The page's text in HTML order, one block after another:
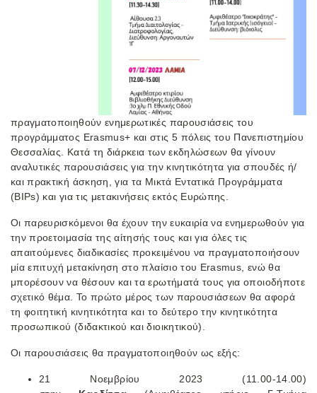
πραγματοποιηθούν ενημερωτικές παρουσιάσεις του
προγράμματος Erasmus+ και στις 5 πόλεις του Πανεπιστημίου
Θεσσαλίας. Κατά τη διάρκεια των εκδηλώσεων θα γίνουν
αναλυτικές παρουσιάσεις για την κινητικότητα για σπουδές ή/
και πρακτική άσκηση, για τα Μικτά Εντατικά Προγράμματα
(BIPs) και για τις μετακινήσεις εκτός Ευρώπης.
Οι παρευρισκόμενοι θα έχουν την ευκαιρία να ενημερωθούν για
την προετοιμασία της αίτησής τους και για όλες τις
απαιτούμενες διαδικασίες προκειμένου να πραγματοποιήσουν
μία επιτυχή μετακίνηση στο πλαίσιο του Erasmus, ενώ θα
μπορέσουν να θέσουν και τα ερωτήματά τους για οποιοδήποτε
σχετικό θέμα. Το πρώτο μέρος των παρουσιάσεων θα αφορά
τη φοιτητική κινητικότητα και το δεύτερο την κινητικότητα
προσωπικού (διδακτικού και διοικητικού).
Οι παρουσιάσεις θα πραγματοποιηθούν ως εξής:
21 Νοεμβρίου 2023 (11.00-14.00)